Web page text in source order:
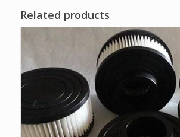
Related products